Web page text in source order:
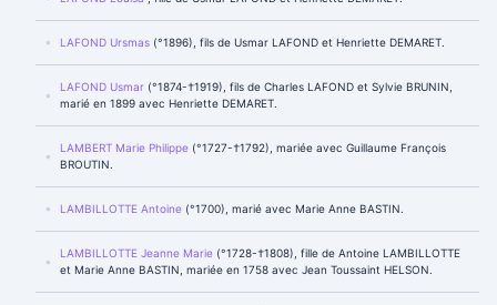
LAFOND Ursmas (°1896), fils de Usmar LAFOND et Henriette DEMARET.
LAFOND Usmar (°1874-†1919), fils de Charles LAFOND et Sylvie BRUNIN,
marié en 1899 avec Henriette DEMARET.
LAMBERT Marie Philippe (°1727-†1792), mariée avec Guillaume François
BROUTIN.
LAMBILLOTTE Antoine (°1700), marié avec Marie Anne BASTIN.
LAMBILLOTTE Jeanne Marie (°1728-†1808), fille de Antoine LAMBILLOTTE
et Marie Anne BASTIN, mariée en 1758 avec Jean Toussaint HELSON.